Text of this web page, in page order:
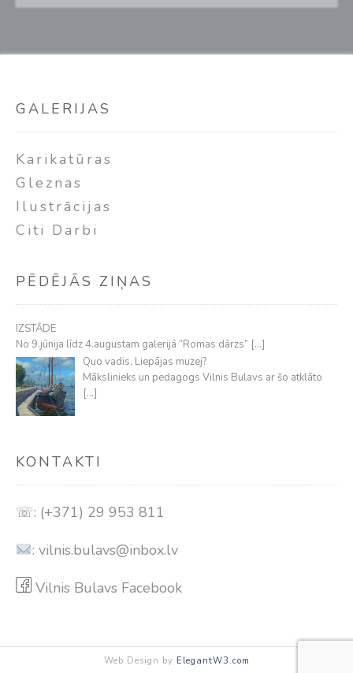
GALERIJAS
Karikatūras
Gleznas
Ilustrācijas
Citi Darbi
PĒDĒJĀS ZIŅAS
IZSTĀDE
No 9.jūnija līdz 4.augustam galerijā “Romas dārzs” […]
Quo vadis, Liepājas muzej?
Mākslinieks un pedagogs Vilnis Bulavs ar šo atklāto
[…]
KONTAKTI
☏: (+371) 29 953 811
: vilnis.bulavs@inbox.lv
Vilnis Bulavs Facebook
Web Design by ElegantW3.com